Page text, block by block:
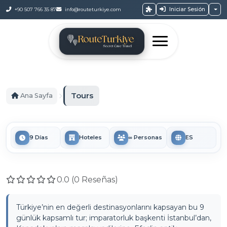
+90 507 766 35 87 info@routeturkiye.com Iniciar Sesión
Ana Sayfa Tours
9 Días Hoteles ∞ Personas ES
0.0 (0 Reseñas)
Türkiye’nin en değerli destinasyonlarını kapsayan bu 9
günlük kapsamlı tur; imparatorluk başkenti İstanbul’dan,